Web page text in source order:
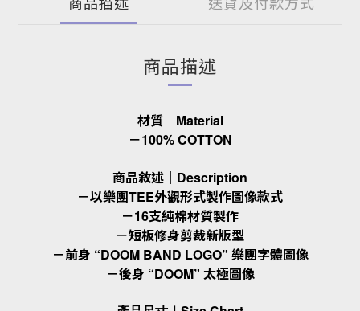
商品描述
材質｜Material
－100% COTTON
商品敘述｜Description
－以樂團TEE外觀形式製作圖像款式
－16支純棉材質製作
－短板修身剪裁新版型
－前身 “DOOM BAND LOGO” 樂團字體圖像
－後身 “DOOM” 太極圖像